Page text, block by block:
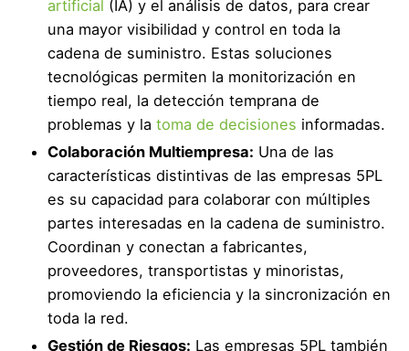
artificial (IA) y el análisis de datos, para crear
una mayor visibilidad y control en toda la
cadena de suministro. Estas soluciones
tecnológicas permiten la monitorización en
tiempo real, la detección temprana de
problemas y la toma de decisiones informadas.
Colaboración Multiempresa: Una de las
características distintivas de las empresas 5PL
es su capacidad para colaborar con múltiples
partes interesadas en la cadena de suministro.
Coordinan y conectan a fabricantes,
proveedores, transportistas y minoristas,
promoviendo la eficiencia y la sincronización en
toda la red.
Gestión de Riesgos: Las empresas 5PL también